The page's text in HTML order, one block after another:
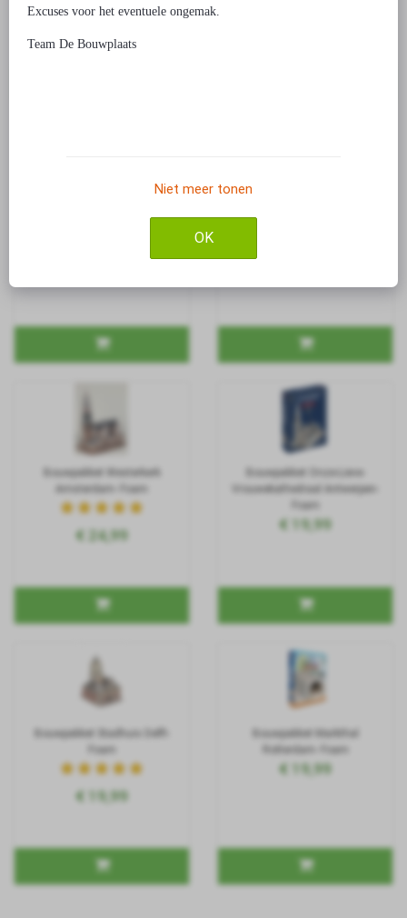
€ 19,99
Bouwpakket Westerkerk
Amsterdam- Foam
€ 24,99
Bouwpakket Onze-Lieve-
Vrouwekathedraal Antwerpen-
Foam
€ 19,99
Bouwpakket Stadhuis Delft-
Foam
€ 19,99
Bouwpakket Markthal
Rotterdam- Foam
€ 19,99
Excuses voor het eventuele ongemak.
Team De Bouwplaats
Niet meer tonen
OK